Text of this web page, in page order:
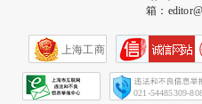
箱：
上海工商
021-54485309-